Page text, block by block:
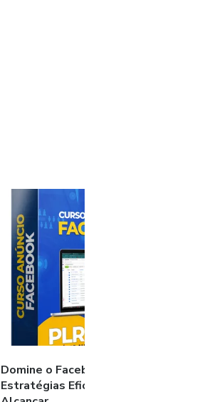
Domine o Facebook Ads:
Estratégias Eficientes para